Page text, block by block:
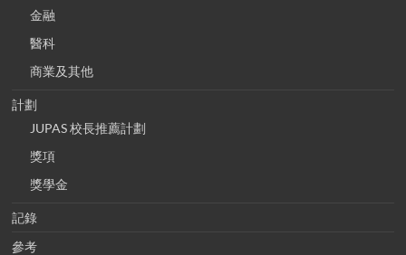
金融
醫科
商業及其他
計劃
JUPAS 校長推薦計劃
獎項
獎學金
記錄
參考